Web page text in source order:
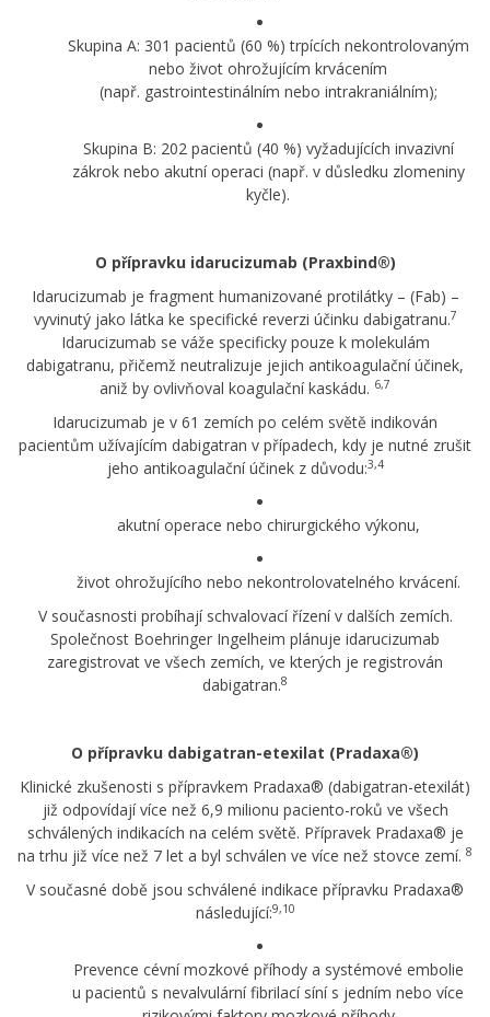
Skupina A: 301 pacientů (60 %) trpících nekontrolovaným
nebo život ohrožujícím krvácením
(např. gastrointestinálním nebo intrakraniálním);
Skupina B: 202 pacientů (40 %) vyžadujících invazivní
zákrok nebo akutní operaci (např. v důsledku zlomeniny
kyčle).
O přípravku idarucizumab (Praxbind®)
Idarucizumab je fragment humanizované protilátky – (Fab) –
vyvinutý jako látka ke specifické reverzi účinku dabigatranu.7
Idarucizumab se váže specificky pouze k molekulám
dabigatranu, přičemž neutralizuje jejich antikoagulační účinek,
aniž by ovlivňoval koagulační kaskádu. 6,7
Idarucizumab je v 61 zemích po celém světě indikován
pacientům užívajícím dabigatran v případech, kdy je nutné zrušit
jeho antikoagulační účinek z důvodu:3,4
akutní operace nebo chirurgického výkonu,
život ohrožujícího nebo nekontrolovatelného krvácení.
V současnosti probíhají schvalovací řízení v dalších zemích.
Společnost Boehringer Ingelheim plánuje idarucizumab
zaregistrovat ve všech zemích, ve kterých je registrován
dabigatran.8
O přípravku dabigatran-etexilat (Pradaxa®)
Klinické zkušenosti s přípravkem Pradaxa® (dabigatran-etexilát)
již odpovídají více než 6,9 milionu paciento-roků ve všech
schválených indikacích na celém světě. Přípravek Pradaxa® je
na trhu již více než 7 let a byl schválen ve více než stovce zemí. 8
V současné době jsou schválené indikace přípravku Pradaxa®
následující:9,10
Prevence cévní mozkové příhody a systémové embolie
u pacientů s nevalvulární fibrilací síní s jedním nebo více